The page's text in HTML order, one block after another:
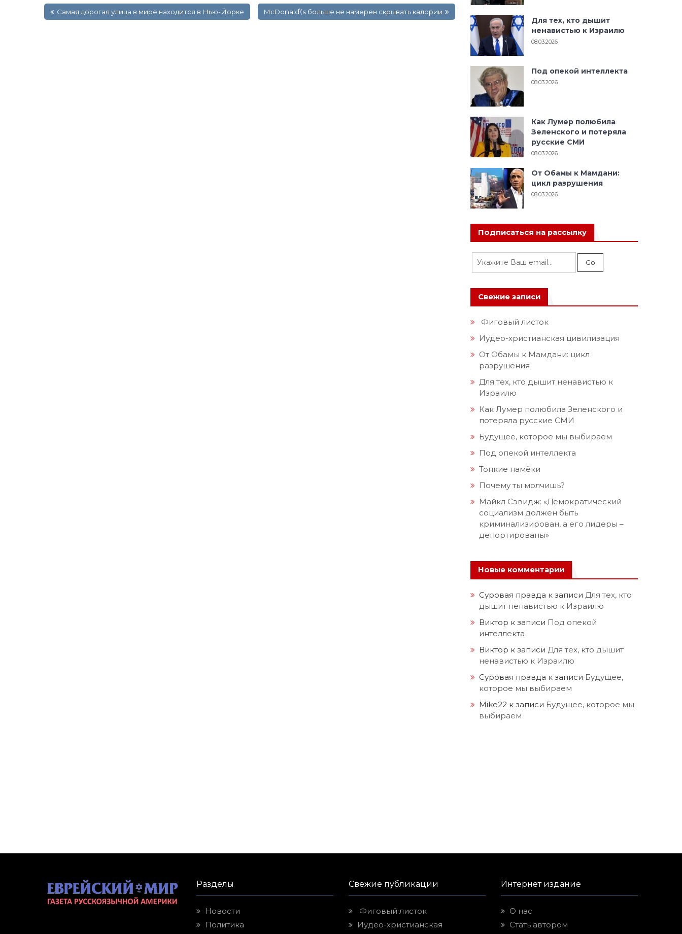
по Самая дорогая улица в мире находится в Нью-Йорке McDonald\’s больше не намерен скрывать калории
Для тех, кто дышит
ненавистью к Израилю
08.03.2026
Под опекой интеллекта
08.03.2026
Как Лумер полюбила
Зеленского и потеряла
русские СМИ
08.03.2026
От Обамы к Мамдани:
цикл разрушения
08.03.2026
Подписаться на рассылку
Свежие записи
Фиговый листок
Иудео-христианская цивилизация
От Обамы к Мамдани: цикл
разрушения
Для тех, кто дышит ненавистью к
Израилю
Как Лумер полюбила Зеленского и
потеряла русские СМИ
Будущее, которое мы выбираем
Под опекой интеллекта
Тонкие намёки
Почему ты молчишь?
Майкл Сэвидж: «Демократический
социализм должен быть
криминализирован, а его лидеры –
депортированы»
Новые комментарии
Суровая правда к записи Для тех, кто
дышит ненавистью к Израилю
Виктор к записи Под опекой
интеллекта
Виктор к записи Для тех, кто дышит
ненавистью к Израилю
Суровая правда к записи Будущее,
которое мы выбираем
Mike22 к записи Будущее, которое мы
выбираем
Разделы
Новости
Политика
Свежие публикации
Фиговый листок
Иудео-христианская
Интернет издание
О нас
Стать автором